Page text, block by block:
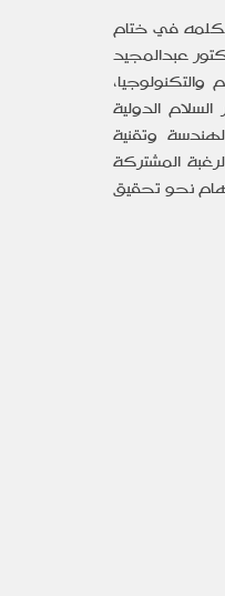
كلمه في ختام
عبدالمجيد
الدولية
وتقنية
المشتركة
نحو تحقيق